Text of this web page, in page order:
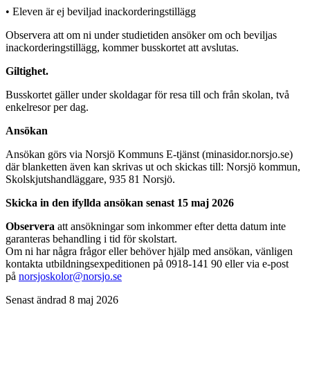
• Eleven är ej beviljad inackorderingstillägg
Observera att om ni under studietiden ansöker om och beviljas
inackorderingstillägg, kommer busskortet att avslutas.
Giltighet.
Busskortet gäller under skoldagar för resa till och från skolan, två
enkelresor per dag.
Ansökan
Ansökan görs via Norsjö Kommuns E-tjänst (minasidor.norsjo.se)
där blanketten även kan skrivas ut och skickas till: Norsjö kommun,
Skolskjutshandläggare, 935 81 Norsjö.
Skicka in den ifyllda ansökan senast 15 maj 2026
Observera att ansökningar som inkommer efter detta datum inte
garanteras behandling i tid för skolstart.
Om ni har några frågor eller behöver hjälp med ansökan, vänligen
kontakta utbildningsexpeditionen på 0918-141 90 eller via e-post
på norsjoskolor@norsjo.se
Senast ändrad 8 maj 2026